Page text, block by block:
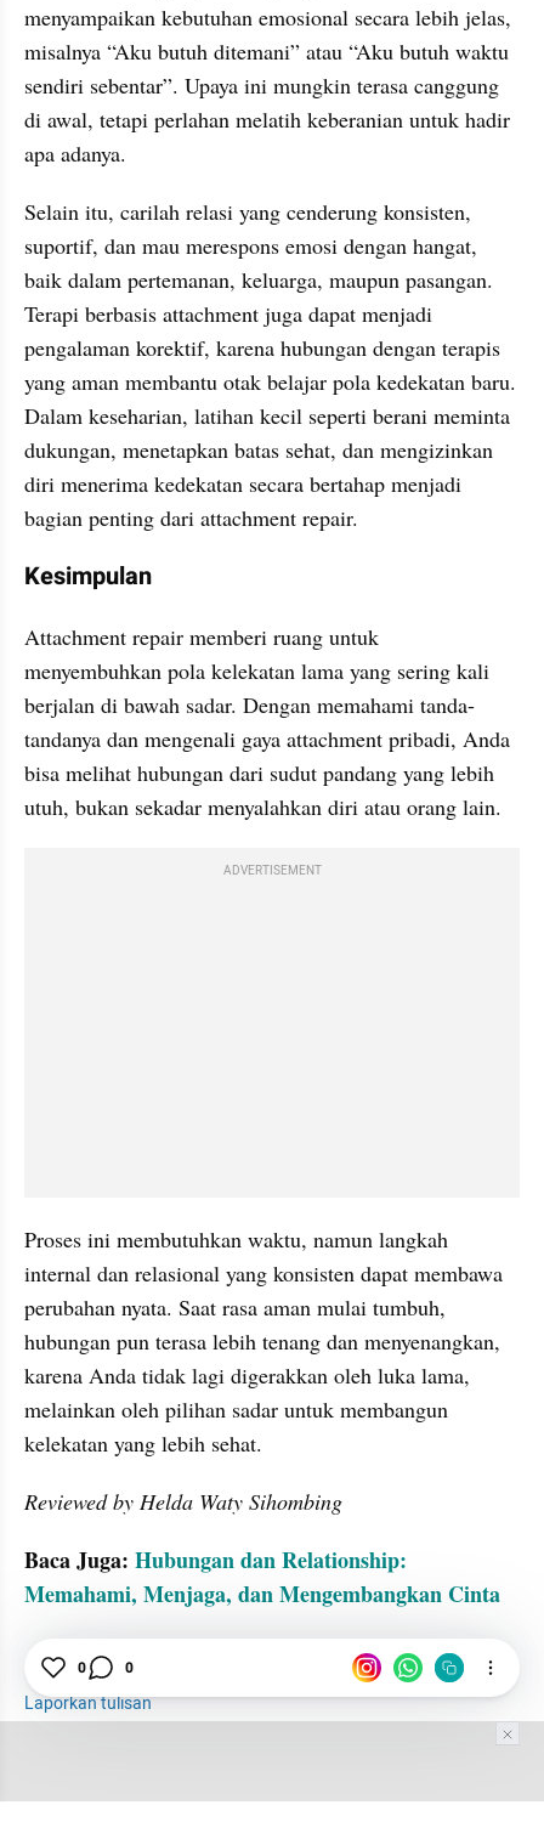
menyampaikan kebutuhan emosional secara lebih jelas,
misalnya “Aku butuh ditemani” atau “Aku butuh waktu
sendiri sebentar”. Upaya ini mungkin terasa canggung
di awal, tetapi perlahan melatih keberanian untuk hadir
apa adanya.
Selain itu, carilah relasi yang cenderung konsisten,
suportif, dan mau merespons emosi dengan hangat,
baik dalam pertemanan, keluarga, maupun pasangan.
Terapi berbasis attachment juga dapat menjadi
pengalaman korektif, karena hubungan dengan terapis
yang aman membantu otak belajar pola kedekatan baru.
Dalam keseharian, latihan kecil seperti berani meminta
dukungan, menetapkan batas sehat, dan mengizinkan
diri menerima kedekatan secara bertahap menjadi
bagian penting dari attachment repair.
Kesimpulan
Attachment repair memberi ruang untuk
menyembuhkan pola kelekatan lama yang sering kali
berjalan di bawah sadar. Dengan memahami tanda-
tandanya dan mengenali gaya attachment pribadi, Anda
bisa melihat hubungan dari sudut pandang yang lebih
utuh, bukan sekadar menyalahkan diri atau orang lain.
ADVERTISEMENT
Proses ini membutuhkan waktu, namun langkah
internal dan relasional yang konsisten dapat membawa
perubahan nyata. Saat rasa aman mulai tumbuh,
hubungan pun terasa lebih tenang dan menyenangkan,
karena Anda tidak lagi digerakkan oleh luka lama,
melainkan oleh pilihan sadar untuk membangun
kelekatan yang lebih sehat.
Reviewed by Helda Waty Sihombing
Baca Juga: Hubungan dan Relationship:
Memahami, Menjaga, dan Mengembangkan Cinta
Hubungan
Emosional
Laporkan tulisan
0 0